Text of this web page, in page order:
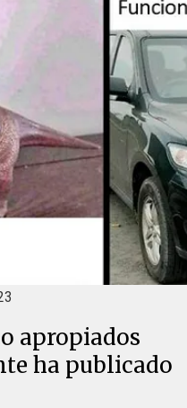
apropiados
ha publicado